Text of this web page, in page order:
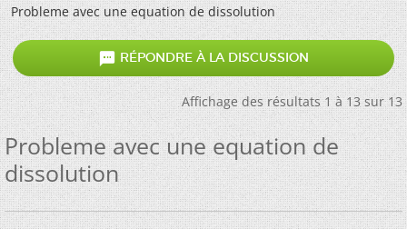
Probleme avec une equation de dissolution
 RÉPONDRE À LA DISCUSSION
Affichage des résultats 1 à 13 sur 13
Probleme avec une equation de
dissolution